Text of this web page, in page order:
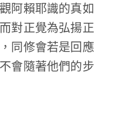
阿賴耶識的真如
對正覺為弘揚正
同修會若是回應
會隨著他們的步